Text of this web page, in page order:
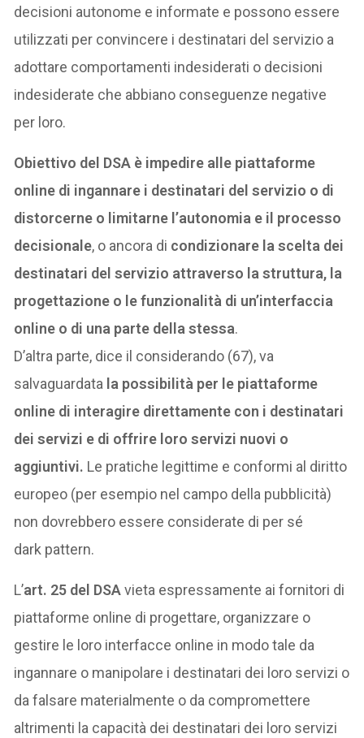
decisioni autonome e informate e possono essere
utilizzati per convincere i destinatari del servizio a
adottare comportamenti indesiderati o decisioni
indesiderate che abbiano conseguenze negative
per loro.
Obiettivo del DSA è impedire alle piattaforme
online di ingannare i destinatari del servizio o di
distorcerne o limitarne l’autonomia e il processo
decisionale, o ancora di condizionare la scelta dei
destinatari del servizio attraverso la struttura, la
progettazione o le funzionalità di un’interfaccia
online o di una parte della stessa.
D’altra parte, dice il considerando (67), va
salvaguardata la possibilità per le piattaforme
online di interagire direttamente con i destinatari
dei servizi e di offrire loro servizi nuovi o
aggiuntivi. Le pratiche legittime e conformi al diritto
europeo (per esempio nel campo della pubblicità)
non dovrebbero essere considerate di per sé
dark pattern.
L’art. 25 del DSAvieta espressamente ai fornitori di
piattaforme online di progettare, organizzare o
gestire le loro interfacce online in modo tale da
ingannare o manipolare i destinatari dei loro servizi o
da falsare materialmente o da compromettere
altrimenti la capacità dei destinatari dei loro servizi